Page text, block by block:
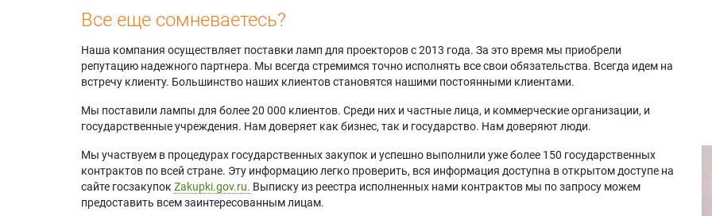
Все еще сомневаетесь?
Наша компания осуществляет поставки ламп для проекторов с 2013 года. За это время мы приобрели
репутацию надежного партнера. Мы всегда стремимся точно исполнять все свои обязательства. Всегда идем на
встречу клиенту. Большинство наших клиентов становятся нашими постоянными клиентами.
Мы поставили лампы для более 20 000 клиентов. Среди них и частные лица, и коммерческие организации, и
государственные учреждения. Нам доверяет как бизнес, так и государство. Нам доверяют люди.
Мы участвуем в процедурах государственных закупок и успешно выполнили уже более 150 государственных
контрактов по всей стране. Эту информацию легко проверить, вся информация доступна в открытом доступе на
сайте госзакупок Zakupki.gov.ru. Выписку из реестра исполненных нами контрактов мы по запросу можем
предоставить всем заинтересованным лицам.